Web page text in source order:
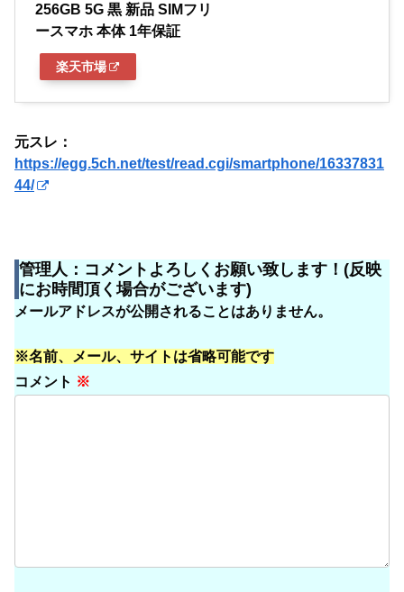
256GB 5G 黒 新品 SIMフリ
ースマホ 本体 1年保証
楽天市場
元スレ：
https://egg.5ch.net/test/read.cgi/smartphone/16337831
44/
管理人：コメントよろしくお願い致します！(反映
にお時間頂く場合がございます)
メールアドレスが公開されることはありません。
※名前、メール、サイトは省略可能です
コメント ※